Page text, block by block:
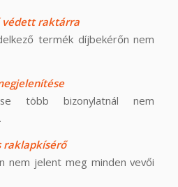
védett raktárra
termék díjbekérőn nem
több bizonylatnál nem
raklapkísérő
nem jelent meg minden vevői